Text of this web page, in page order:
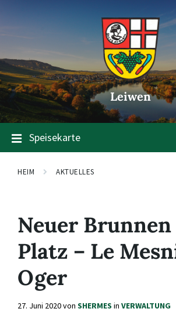
springen
springen
springen
Leiwen
Speisekarte
HEIM AKTUELLES
Neuer Brunnen
Platz – Le
Oger
27. Juni 2020von SHERMES in VERWALTUNG